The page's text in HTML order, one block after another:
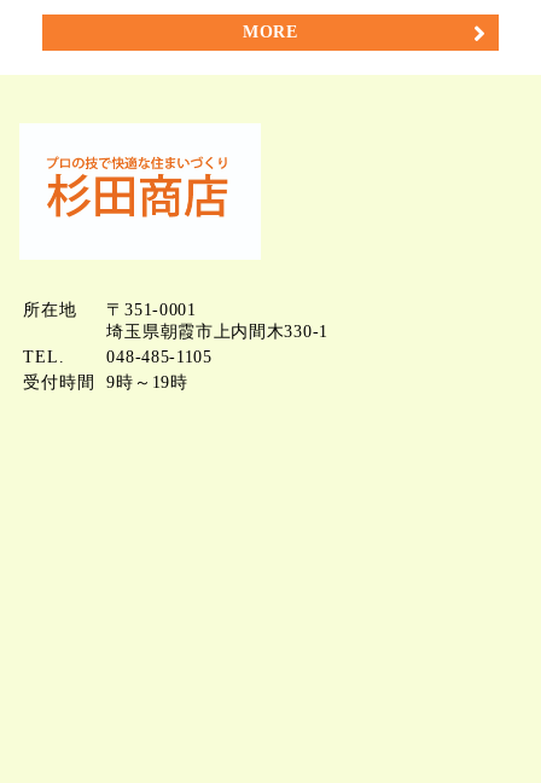
MORE
所在地
〒351-0001
埼玉県朝霞市上内間木330‐1
TEL.
048-485-1105
受付時間
9時～19時